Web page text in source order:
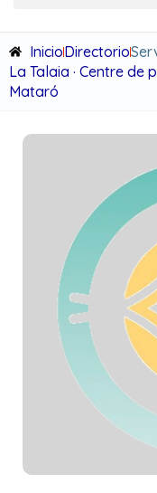
InicioDirectorio
La Talaia · Centre
Mataró